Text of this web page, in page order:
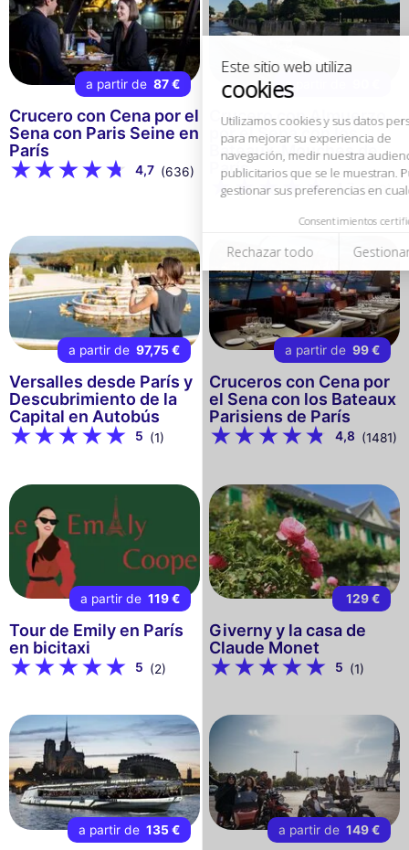
para mejorar su experiencia de
navegación, medir nuestra audiencia y personalizar los anuncios
publicitarios que se le muestran. Puede aceptar, rechazar o
gestionar sus preferencias en cualquier momento.
Rechazar todo Gestionar cookies Aceptar todo
a partir de 87 €
Crucero con Cena por el
Sena con Paris Seine en
París
4,7 (636)
a partir de
Crucero con Almuerzo
por el Sena con los
Bateaux-Mouches de
París
4,7 (130)
a partir de 97,75 €
Versalles desde París y
Descubrimiento de la
Capital en Autobús
5 (1)
a partir de 99 €
Cruceros con Cena por
el Sena con los Bateaux
Parisiens de París
4,8 (1481)
a partir de 119 €
Tour de Emily en París
en bicitaxi
5 (2)
129 €
Giverny y la casa de
Claude Monet
5 (1)
a partir de 135 € a partir de 149 €